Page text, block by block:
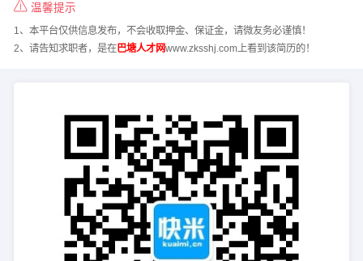
温馨提示
1、本平台仅供信息发布，不会收取押金、保证金，请微友务必谨慎！
2、请告知求职者，是在巴塘人才网www.zksshj.com上看到该简历的！